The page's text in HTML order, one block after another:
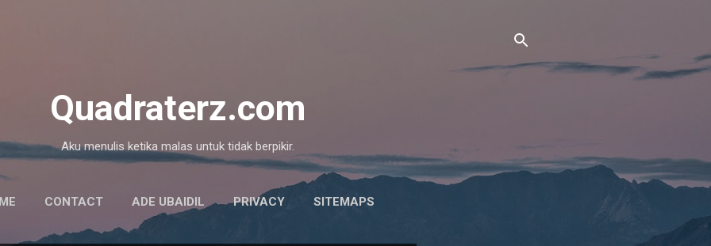
Quadraterz.com
Aku menulis ketika malas untuk tidak berpikir.
CONTACT ADE UBAIDIL PRIVACY SITEMAPS